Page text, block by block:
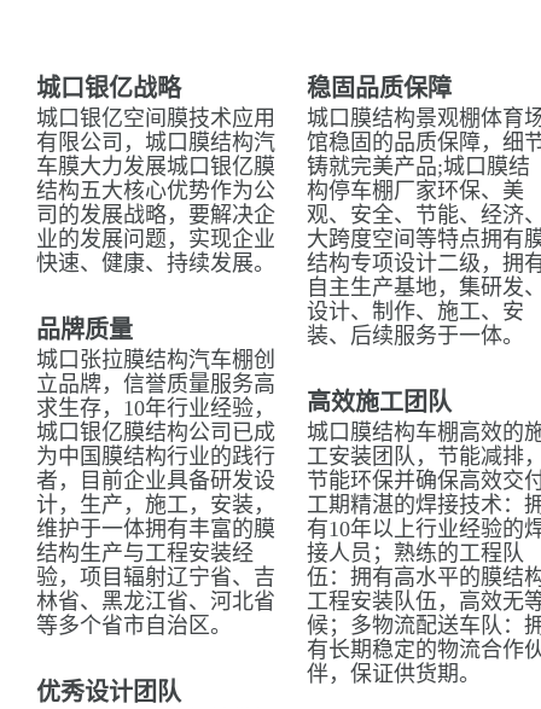
城口银亿战略
城口银亿空间膜技术应用
有限公司，城口膜结构汽
车膜大力发展城口银亿膜
结构五大核心优势作为公
司的发展战略，要解决企
业的发展问题，实现企业
快速、健康、持续发展。
品牌质量
城口张拉膜结构汽车棚创
立品牌，信誉质量服务高
求生存，10年行业经验，
城口银亿膜结构公司已成
为中国膜结构行业的践行
者，目前企业具备研发设
计，生产，施工，安装，
维护于一体拥有丰富的膜
结构生产与工程安装经
验，项目辐射辽宁省、吉
林省、黑龙江省、河北省
等多个省市自治区。
优秀设计团队
稳固品质保障
城口膜结构景观棚体育
馆稳固的品质保障，细
铸就完美产品;城口膜结
构停车棚厂家环保、美
观、安全、节能、经济
大跨度空间等特点拥有
结构专项设计二级，拥
自主生产基地，集研发
设计、制作、施工、安
装、后续服务于一体。
高效施工团队
城口膜结构车棚高效的
工安装团队，节能减排
节能环保并确保高效交
工期精湛的焊接技术：
有10年以上行业经验的
接人员；熟练的工程队
伍：拥有高水平的膜结
工程安装队伍，高效无
候；多物流配送车队：
有长期稳定的物流合作
伴，保证供货期。